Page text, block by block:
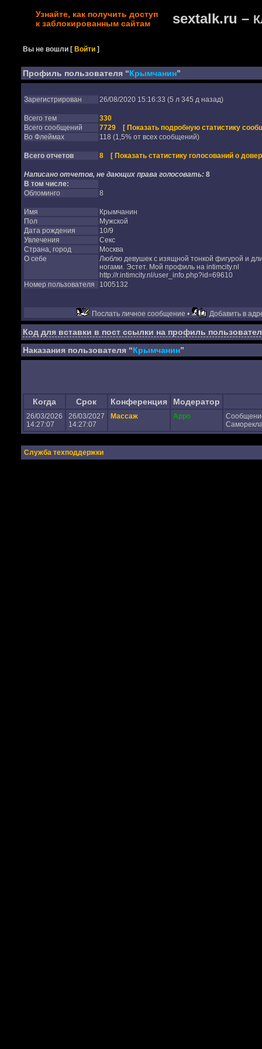
Узнайте, как получить доступ
к заблокированным сайтам
sextalk.ru –
Вы не вошли [Войти ]
Профиль пользователя “Крымчанин”
Зарегистрирован 26/08/2020 15:16:33 (5 л 345 д назад)
Всего тем
330
Всего сообщений
7729
[ Показать подробную статистику
Во Флеймах
118 (1,5% от всех сообщений)
Всего отчетов 8 [ Показать статистику голосований о
Написано отчетов, не дающих права голосовать: 8
В том числе:
Обломинго
8
Имя
Крымчанин
Пол
Мужской
Дата рождения
10/9
Увлечения
Секс
Страна, город
Москва
О себе
Люблю девушек с изящной тонкой фигурой и
ногами. Эстет. Мой профиль на intimcity.nl
http://r.intimcity.nl/user_info.php?id=69610
Номер пользователя
1005132
Послать личное сообщение • Добавить в
Код для вставки в пост ссылки на профиль
Наказания пользователя “Крымчанин”
Когда Срок Конференция Модератор
26/03/2026
14:27:07
26/03/2027
14:27:07
Массаж Appo
Служба техподдержки